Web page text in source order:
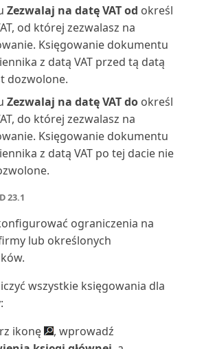
zapasu
nabywcom
magazynowej
(raport)
(raport)
(raport)
Zezwalaj na datę VAT od określ
od której zezwalasz na
Księgowanie dokumentu
z datą VAT przed tą datą
dozwolone.
Zezwalaj na datę VAT dookreśl
do której zezwalasz na
Księgowanie dokumentu
z datą VAT po tej dacie nie
23.1
ograniczenia na
lub określonych
wszystkie księgowania dla
ikonę
, wprowadź